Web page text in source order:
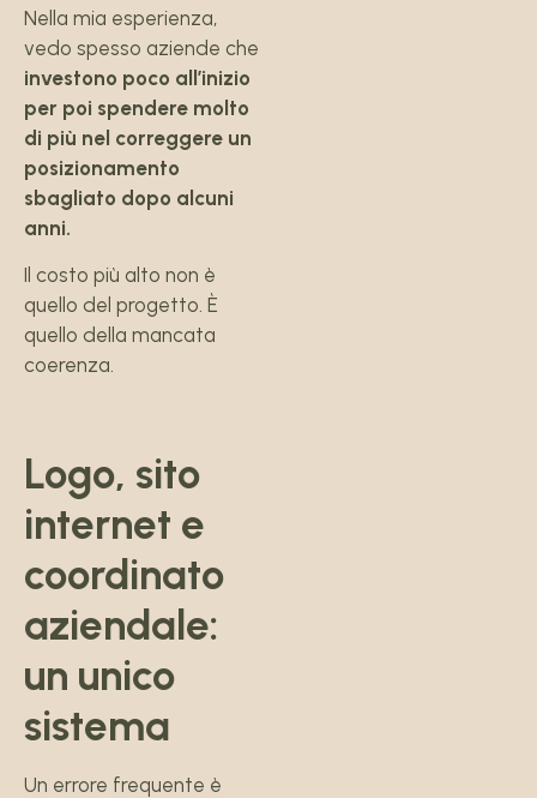
Nella mia esperienza,
vedo spesso aziende che
investono poco all’inizio
per poi spendere molto
di più nel correggere un
posizionamento
sbagliato dopo alcuni
anni.
Il costo più alto non è
quello del progetto. È
quello della mancata
coerenza.
Logo, sito
internet e
coordinato
aziendale:
un unico
sistema
Un errore frequente è